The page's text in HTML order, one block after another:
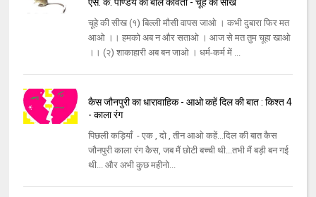
चूहे की सीख (१) बिल्ली मौसी वापस जाओ । कभी दुबारा फिर मत
आओ ।। हमको अब न और सताओ । आज से मत तुम चूहा खाओ
।। (२) शाकाहारी अब बन जाओ । धर्म-कर्म में ...
कैस जौनपुरी का धारावाहिक - आओ कहें दिल की बात : किश्त 4
- काला रंग
पिछली कड़ियाँ - एक , दो , तीन आओ कहें...दिल की बात कैस
जौनपुरी काला रंग कैस, जब मैं छोटी बच्ची थी...तभी मैं बड़ी बन गई
थी... और अभी कुछ महीनो...